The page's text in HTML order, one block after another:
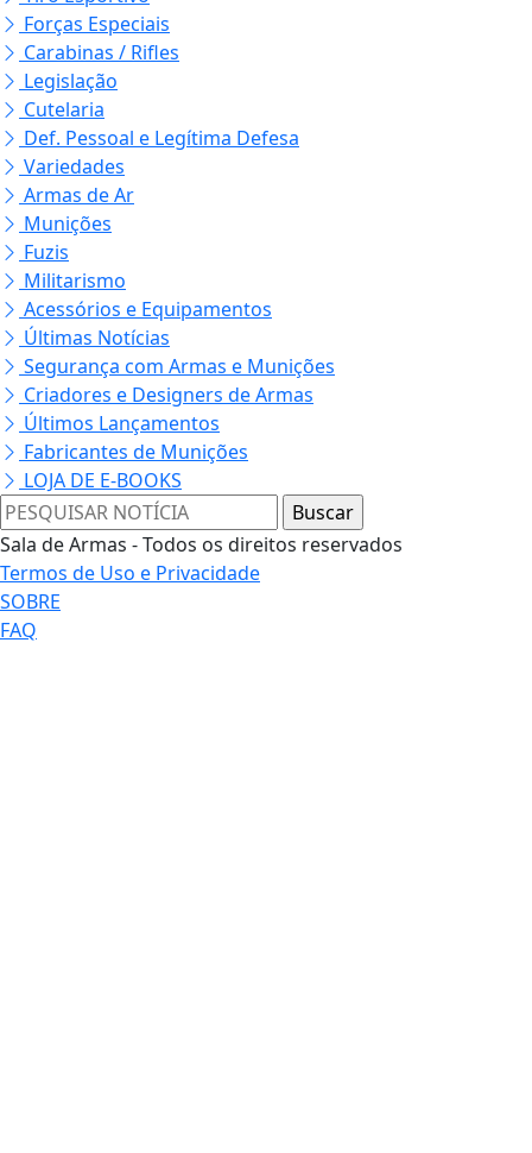
Forças Especiais
Carabinas / Rifles
Legislação
Cutelaria
Def. Pessoal e Legítima Defesa
Variedades
Armas de Ar
Munições
Fuzis
Militarismo
Acessórios e Equipamentos
Últimas Notícias
Segurança com Armas e Munições
Criadores e Designers de Armas
Últimos Lançamentos
Fabricantes de Munições
LOJA DE E-BOOKS
Sala de Armas - Todos os direitos reservados
Termos de Uso e Privacidade
SOBRE
FAQ